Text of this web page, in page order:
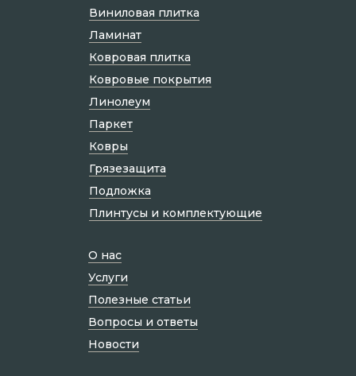
О нас
Услуги
Полезные статьи
Вопросы и ответы
Новости
Виниловая плитка
Ламинат
Ковровая плитка
Ковровые покрытия
Линолеум
Паркет
Ковры
Грязезащита
Подложка
Плинтусы и комплектующие